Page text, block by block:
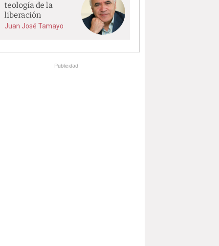
teología de la
liberación
Juan José Tamayo
Publicidad